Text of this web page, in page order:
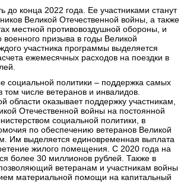
до конца 2022 года. Ее участниками станут
Великой Отечественной войны, а также
местной противовоздушной обороны, и
призыва в годы Великой
участника программы выделяется
ежемесячных расходов на поездки в
социальной политики – поддержка самых
числе ветеранов и инвалидов.
области оказывает поддержку участникам,
Отечественной войны на постоянной
социальной политики, в
по обеспечению ветеранов Великой
Им выделяется единовременная выплата
жилого помещения. С 2020 года на
более 30 миллионов рублей. Также в
ветеранам и участникам войны
материальной помощи на капитальный